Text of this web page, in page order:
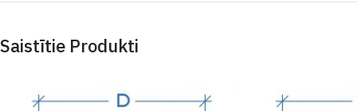
Saistītie Produkti